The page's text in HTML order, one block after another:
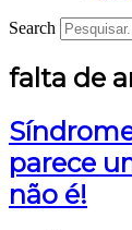
Search
falta de
parece
não é!